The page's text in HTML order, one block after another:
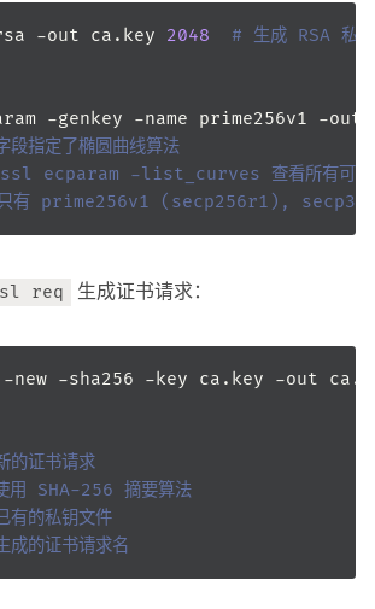
-out ca.key 2048 # 生成 RSA 私钥
-genkey -name prime256v1 -
指定了椭圆曲线算法
ecparam -list_curves 查看所有可选
只有 prime256v1 (secp256r1),
req 生成证书请求：
证书请求
SHA-256 摘要算法
的私钥文件
的证书请求名